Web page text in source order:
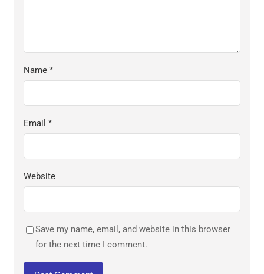
Name *
Email *
Website
Save my name, email, and website in this browser
for the next time I comment.